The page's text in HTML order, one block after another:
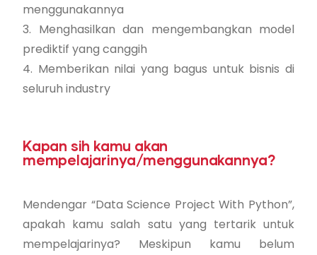
menggunakannya
3. Menghasilkan dan mengembangkan model
prediktif yang canggih
4. Memberikan nilai yang bagus untuk bisnis di
seluruh industry
Kapan sih kamu akan
mempelajarinya/menggunakannya?
Mendengar “Data Science Project With Python”,
apakah kamu salah satu yang tertarik untuk
mempelajarinya? Meskipun kamu belum